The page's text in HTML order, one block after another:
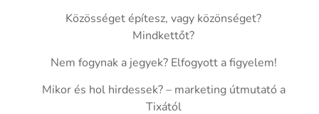
Közösséget építesz, vagy közönséget?
Mindkettőt?
Nem fogynak a jegyek? Elfogyott a figyelem!
Mikor és hol hirdessek? – marketing útmutató a
Tixától